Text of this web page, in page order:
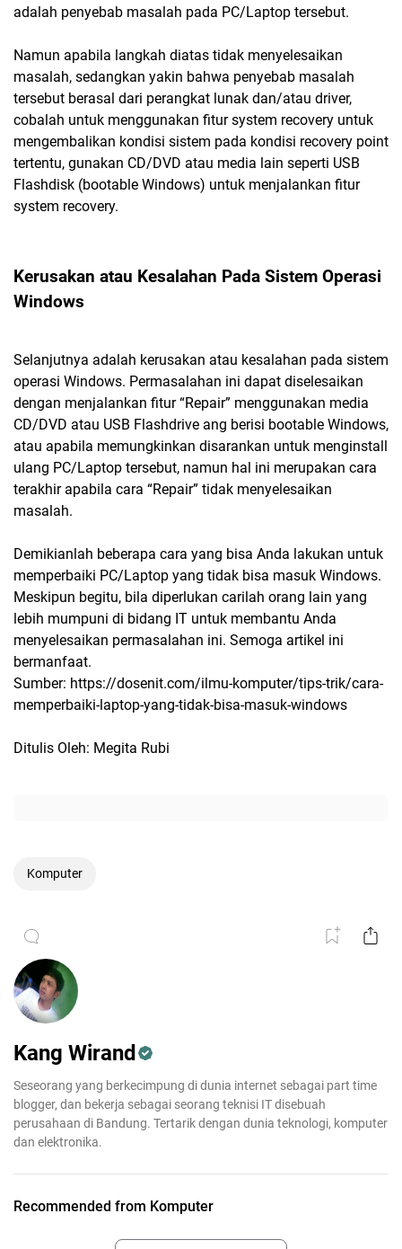
adalah penyebab masalah pada PC/Laptop tersebut.
Namun apabila langkah diatas tidak menyelesaikan
masalah, sedangkan yakin bahwa penyebab masalah
tersebut berasal dari perangkat lunak dan/atau driver,
cobalah untuk menggunakan fitur system recovery untuk
mengembalikan kondisi sistem pada kondisi recovery point
tertentu, gunakan CD/DVD atau media lain seperti USB
Flashdisk (bootable Windows) untuk menjalankan fitur
system recovery.
Kerusakan atau Kesalahan Pada Sistem Operasi
Windows
Selanjutnya adalah kerusakan atau kesalahan pada sistem
operasi Windows. Permasalahan ini dapat diselesaikan
dengan menjalankan fitur “Repair” menggunakan media
CD/DVD atau USB Flashdrive ang berisi bootable Windows,
atau apabila memungkinkan disarankan untuk menginstall
ulang PC/Laptop tersebut, namun hal ini merupakan cara
terakhir apabila cara “Repair” tidak menyelesaikan
masalah.
Demikianlah beberapa cara yang bisa Anda lakukan untuk
memperbaiki PC/Laptop yang tidak bisa masuk Windows.
Meskipun begitu, bila diperlukan carilah orang lain yang
lebih mumpuni di bidang IT untuk membantu Anda
menyelesaikan permasalahan ini. Semoga artikel ini
bermanfaat.
Sumber: https://dosenit.com/ilmu-komputer/tips-trik/cara-
memperbaiki-laptop-yang-tidak-bisa-masuk-windows
Ditulis Oleh: Megita Rubi
Komputer
Kang Wirand
Seseorang yang berkecimpung di dunia internet sebagai part time
blogger, dan bekerja sebagai seorang teknisi IT disebuah
perusahaan di Bandung. Tertarik dengan dunia teknologi, komputer
dan elektronika.
Recommended from Komputer